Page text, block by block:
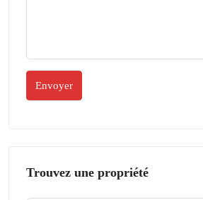
Trouvez une propriété